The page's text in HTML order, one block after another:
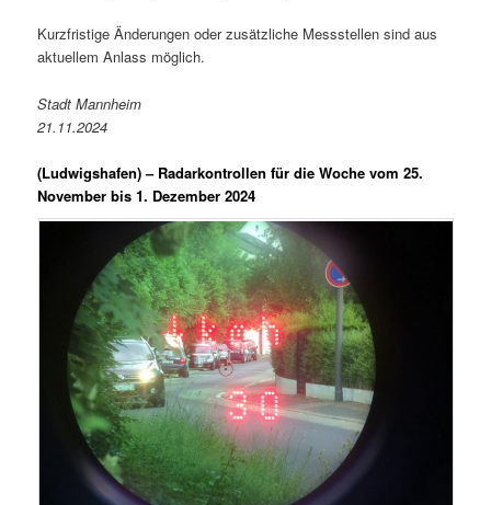
Kurzfristige Änderungen oder zusätzliche Messstellen sind aus
aktuellem Anlass möglich.
Stadt Mannheim
21.11.2024
(Ludwigshafen) – Radarkontrollen für die Woche vom 25.
November bis 1. Dezember 2024